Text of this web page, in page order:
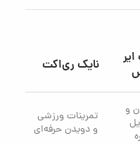
نایک ری‌اکت
و
تمرینات ورزشی
و دویدن حرفه‌ای